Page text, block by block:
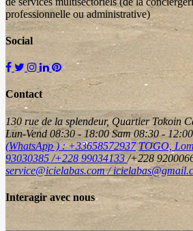
professionnelle ou administrative)
Social
Contact
130 rue de la splendeur, Quartier Tokoin
Lun-Vend 08:30 - 18:00 Sam 08:30 - 12:00
(WhatsApp ) : +33658572937 TOGO,
93030385 /+228 99034133/+228
service@icielabas.com /
Interagir avec nous